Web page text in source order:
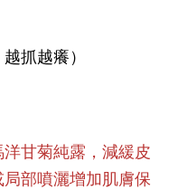
抓越癢）
甘菊純露，減緩皮
部噴灑增加肌膚保